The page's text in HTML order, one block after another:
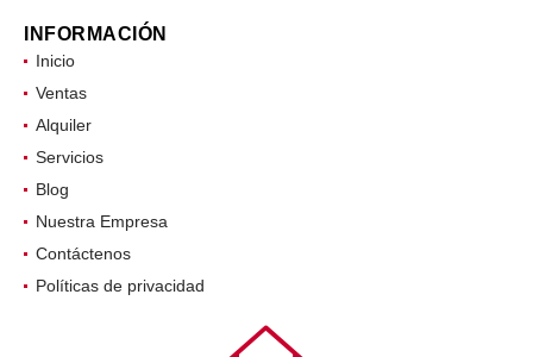
INFORMACIÓN
Inicio
Ventas
Alquiler
Servicios
Blog
Nuestra Empresa
Contáctenos
Políticas de privacidad